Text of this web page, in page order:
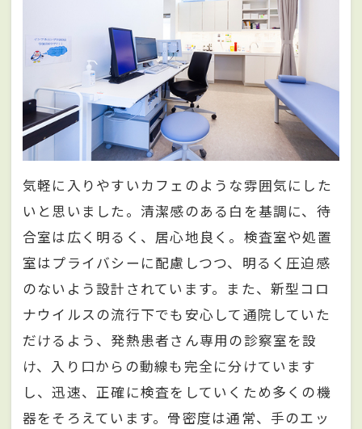
気軽に入りやすいカフェのような雰囲気にした
いと思いました。清潔感のある白を基調に、待
合室は広く明るく、居心地良く。検査室や処置
室はプライバシーに配慮しつつ、明るく圧迫感
のないよう設計されています。また、新型コロ
ナウイルスの流行下でも安心して通院していた
だけるよう、発熱患者さん専用の診察室を設
け、入り口からの動線も完全に分けています
し、迅速、正確に検査をしていくため多くの機
器をそろえています。骨密度は通常、手のエッ